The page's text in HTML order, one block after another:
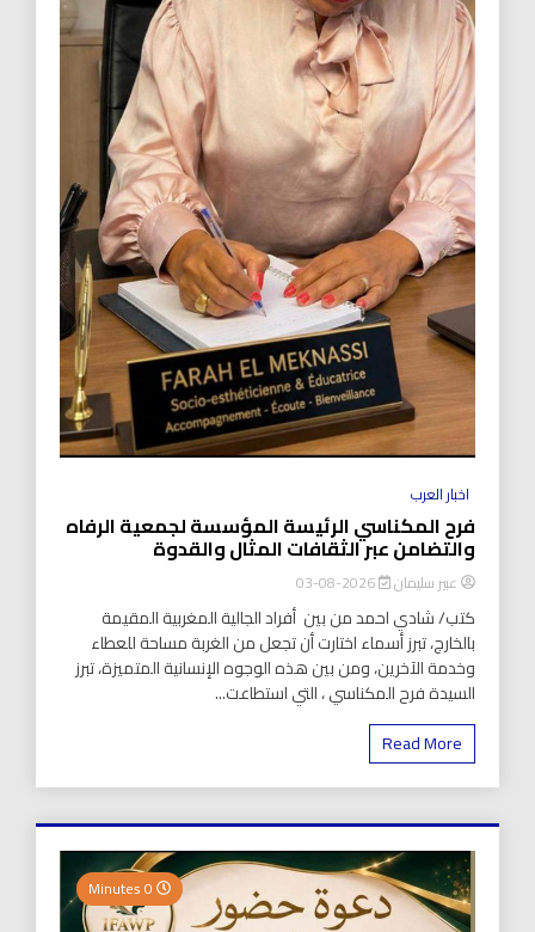
اخبار العرب
فرح المكناسي الرئيسة المؤسسة لجمعية الرفاه
والتضامن عبر الثقافات المثال والقدوة
عبير سليمان 2026-08-03
كتب/ شادي احمد من بين أفراد الجالية المغربية المقيمة
بالخارج، تبرز أسماء اختارت أن تجعل من الغربة مساحة للعطاء
وخدمة الآخرين، ومن بين هذه الوجوه الإنسانية المتميزة، تبرز
السيدة فرح المكناسي ، التي استطاعت...
Read More